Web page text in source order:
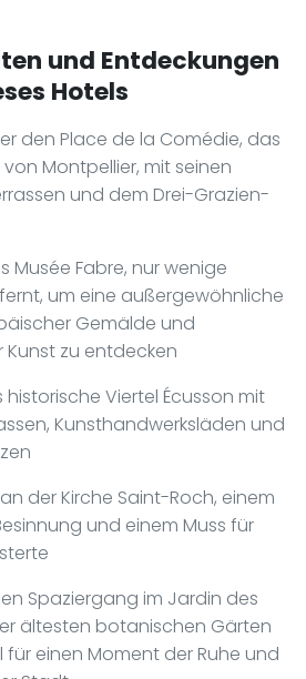
und Entdeckungen
Hotels
den Place de la Comédie, das
Montpellier, mit seinen
und dem Drei-Grazien-
Musée Fabre, nur wenige
um eine außergewöhnliche
Gemälde und
zu entdecken
historische Viertel Écusson mit
Kunsthandwerksläden und
der Kirche Saint-Roch, einem
und einem Muss für
Spaziergang im Jardin des
ältesten botanischen Gärten
für einen Moment der Ruhe und